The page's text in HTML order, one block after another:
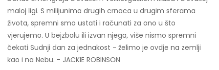
maloj ligi. S milijunima drugih crnaca u drugim sferama
života, spremni smo ustati i računati za ono u što
vjerujemo. U bejzbolu ili izvan njega, više nismo spremni
čekati Sudnji dan za jednakost - želimo je ovdje na zemlji
kao i na Nebu. - JACKIE ROBINSON